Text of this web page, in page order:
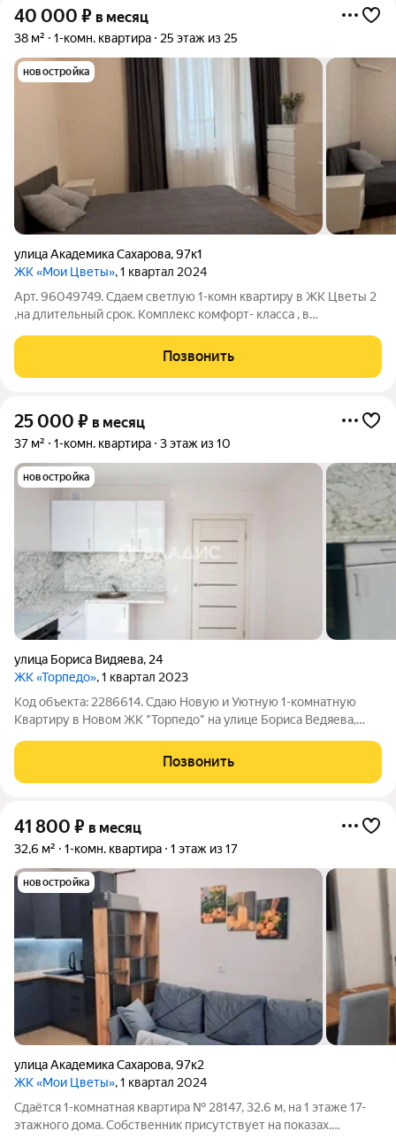
40 000 ₽ в месяц
38 м² 1-комн. квартира 25 этаж из 25
новостройка
улица Академика Сахарова,97к1
ЖК «Мои Цветы», 1 квартал 2024
Арт. 96049749. Сдаем светлую 1-комн квартиру в ЖК Цветы 2
,на длительный срок. Комплекс комфорт- класса , в
Батаническим садом. Оснащение: холодильник , индукционная
плита, стиральная машина ,
Позвонить
25 000 ₽ в месяц
37 м² 1-комн. квартира 3 этаж из 10
новостройка
улица Бориса Видяева, 24
ЖК «Торпедо», 1 квартал 2023
Код объекта: 2286614. Сдаю Новую и Уютную 1-комнатную
Квартиру в Новом ЖК "Торпедо" на улице Бориса Ведяева,
площадью - 37,0 кв.метров; Уютная Комната - 16,5 кв.метров с
кроватью; Большая
Позвонить
41 800 ₽ в месяц
32,6 м² 1-комн. квартира 1 этаж из 17
новостройка
улица Академика Сахарова,97к2
ЖК «Мои Цветы», 1 квартал 2024
Сдаётся 1-комнатная квартира № 28147, 32.6 м, на 1 этаже 17-
этажного дома. Собственник присутствует на показах.